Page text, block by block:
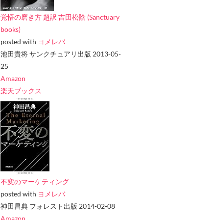
覚悟の磨き方 超訳 吉田松陰 (Sanctuary
books)
posted with ヨメレバ
池田貴将 サンクチュアリ出版 2013-05-
25
Amazon
楽天ブックス
不変のマーケティング
posted with ヨメレバ
神田昌典 フォレスト出版 2014-02-08
Amazon